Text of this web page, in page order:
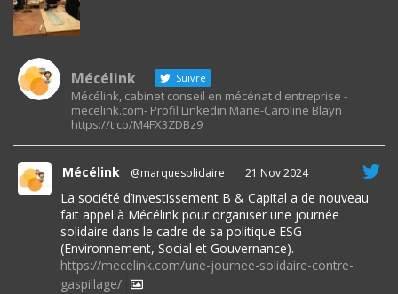
Mécélink Suivre
Mécélink, cabinet conseil en mécénat d'entreprise -
mecelink.com- Profil Linkedin Marie-Caroline Blayn :
https://t.co/M4FX3ZDBz9
Mécélink @marquesolidaire · 21 Nov 2024
La société d’investissement B & Capital a de nouveau
fait appel à Mécélink pour organiser une journée
solidaire dans le cadre de sa politique ESG
(Environnement, Social et Gouvernance).
https://mecelink.com/une-journee-solidaire-contre-
gaspillage/